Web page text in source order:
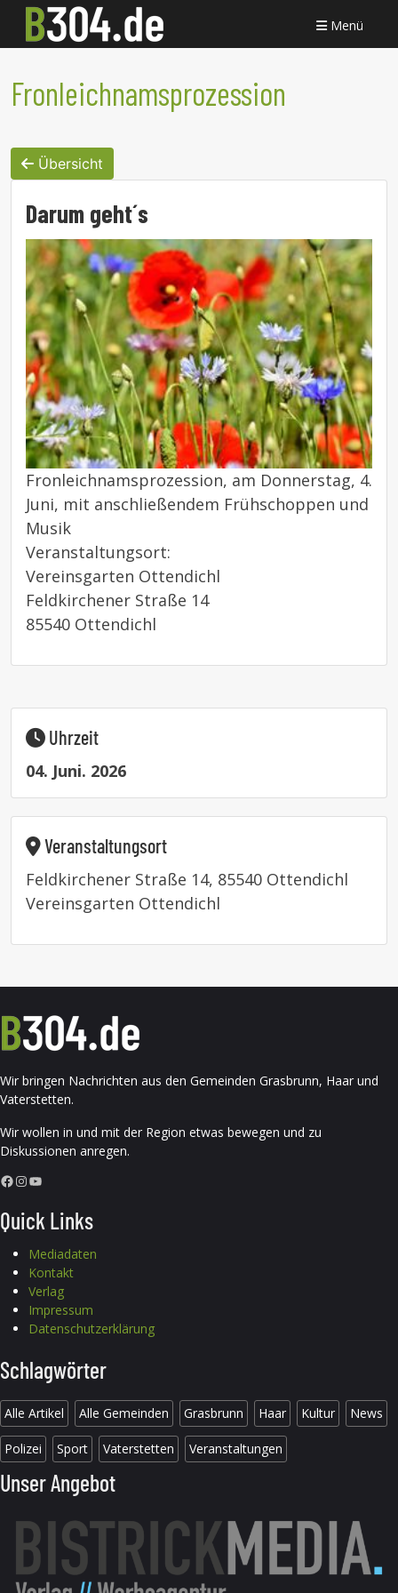
Menü
Fronleichnamsprozession
Übersicht
Darum geht´s
Fronleichnamsprozession, am Donnerstag, 4.
Juni, mit anschließendem Frühschoppen und
Musik
Veranstaltungsort:
Vereinsgarten Ottendichl
Feldkirchener Straße 14
85540 Ottendichl
Uhrzeit
04. Juni. 2026
Veranstaltungsort
Feldkirchener Straße 14, 85540 Ottendichl
Vereinsgarten Ottendichl
Wir bringen Nachrichten aus den Gemeinden Grasbrunn, Haar und
Vaterstetten.
Wir wollen in und mit der Region etwas bewegen und zu
Diskussionen anregen.
Facebook InstagramYouTube
Quick Links
Mediadaten
Kontakt
Verlag
Impressum
Datenschutzerklärung
Schlagwörter
Alle Artikel Alle Gemeinden Grasbrunn Haar Kultur News
Polizei Sport Vaterstetten Veranstaltungen
Unser Angebot